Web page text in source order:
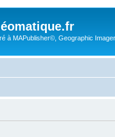
à MAPublisher©, Geographic